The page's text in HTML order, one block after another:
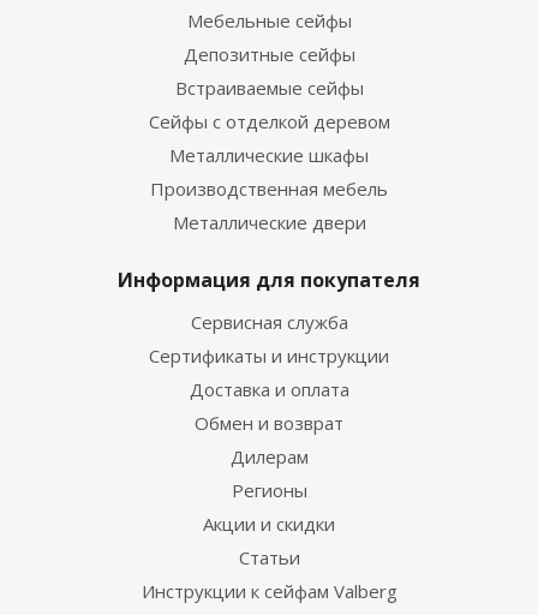
Мебельные сейфы
Депозитные сейфы
Встраиваемые сейфы
Сейфы с отделкой деревом
Металлические шкафы
Производственная мебель
Металлические двери
Информация для покупателя
Сервисная служба
Сертификаты и инструкции
Доставка и оплата
Обмен и возврат
Дилерам
Регионы
Акции и скидки
Статьи
Инструкции к сейфам Valberg